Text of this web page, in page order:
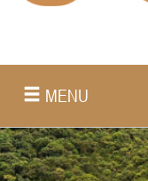
MENU